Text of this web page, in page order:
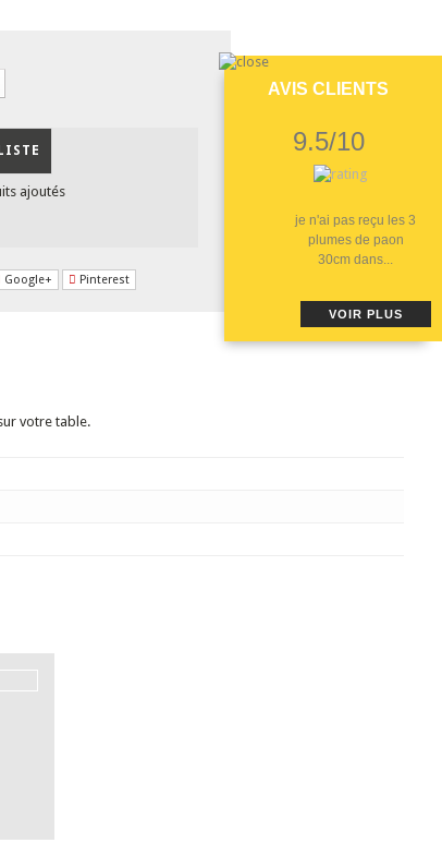
ajoutés
Google+ Pinterest
votre table.
AVIS CLIENTS
9.5/10
je n'ai pas reçu les 3
plumes de paon
30cm dans...
VOIR PLUS